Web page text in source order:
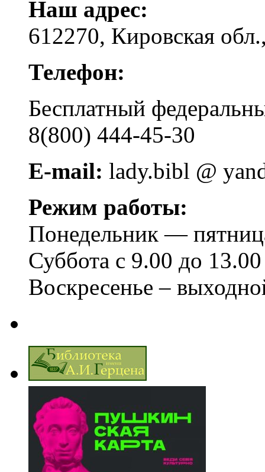
Наш адрес:
612270, Кировская
Телефон:
Бесплатный
8(800) 444-45-30
E-mail: lady.bibl @
Режим работы:
Понедельник —
Суббота с 9.00 до 13.00
Воскресенье –